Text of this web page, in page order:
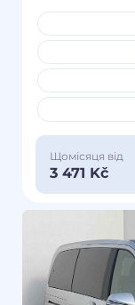
Щомісяця від
3 471 Kč